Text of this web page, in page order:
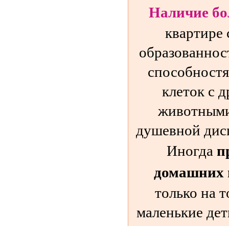
Наличие
квартире
клеток с
душевной
Иногда
домашних
только на
маленькие